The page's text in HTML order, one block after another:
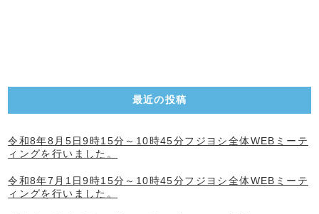
最近の投稿
令和8年8月5日9時15分～10時45分フジヨシ全体WEBミーテ
ィングを行いました。
令和8年7月1日9時15分～10時45分フジヨシ全体WEBミーテ
ィングを行いました。